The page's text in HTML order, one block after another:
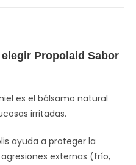
Propolaid Sabor
es el bálsamo natural
irritadas.
ayuda a proteger la
externas (frío,